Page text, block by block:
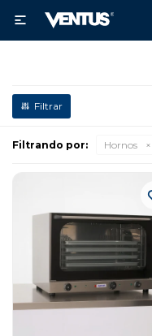

Filtrando por: Hornos